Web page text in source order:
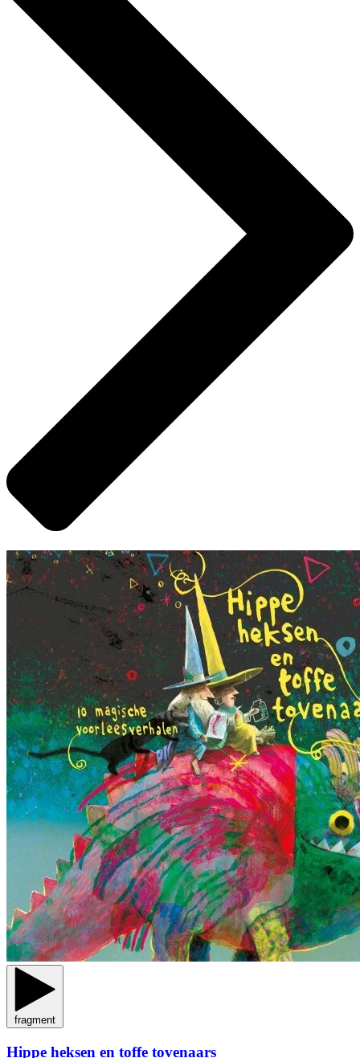
fragment
Hippe heksen en toffe tovenaars